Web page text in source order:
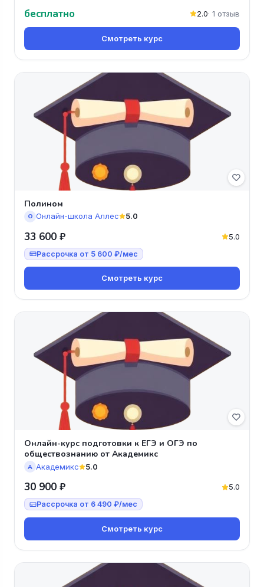
бесплатно 2.0· 1 отзыв
Смотреть курс
Полином
О Онлайн-школа Аллес 5.0
33 600 ₽ 5.0
Рассрочка от 5 600 ₽/мес
Смотреть курс
Онлайн-курс подготовки к ЕГЭ и ОГЭ по
обществознанию от Академикс
А Академикс 5.0
30 900 ₽ 5.0
Рассрочка от 6 490 ₽/мес
Смотреть курс